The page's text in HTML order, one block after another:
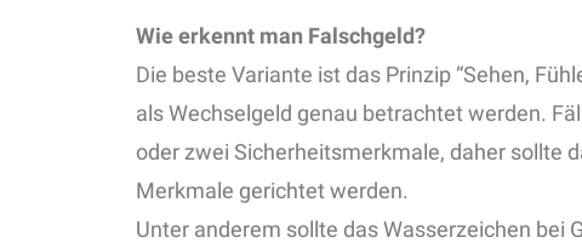
Wie erkennt man Falschgeld?
Die beste Variante ist das Prinzip “Sehen,
als Wechselgeld genau betrachtet werden.
oder zwei Sicherheitsmerkmale, daher sollte
Merkmale gerichtet werden.
Unter anderem sollte das Wasserzeichen bei